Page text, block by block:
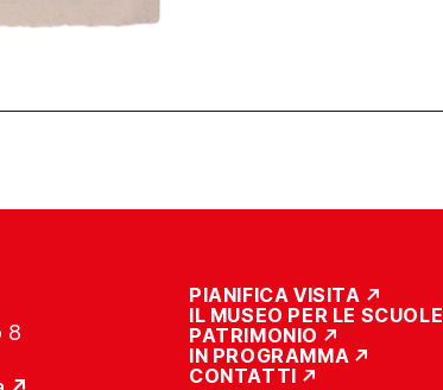
8
PIANIFICA VISITA
IL MUSEO PER LE SCUOLE
PATRIMONIO
IN PROGRAMMA
CONTATTI